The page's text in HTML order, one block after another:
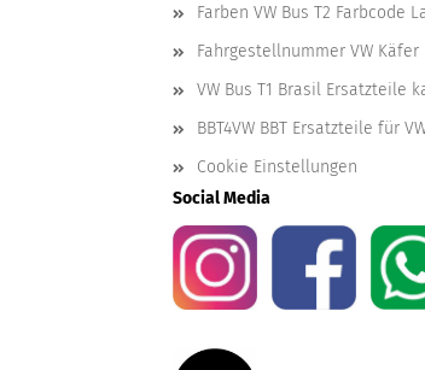
Farben VW Bus T2 Farbcode
Fahrgestellnummer VW Käfer
VW Bus T1 Brasil Ersatzteile
BBT4VW BBT Ersatzteile für
Cookie Einstellungen
Social Media